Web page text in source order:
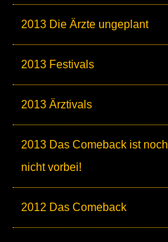
2013 Die Ärzte ungeplant
2013 Festivals
2013 Ärztivals
2013 Das Comeback ist noch
nicht vorbei!
2012 Das Comeback